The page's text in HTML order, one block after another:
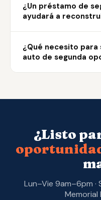
¿Un préstamo de
ayudará a
¿Qué necesito
auto de segunda
¿Listo
Lun–Vie 9am–6pm ·
Memorial